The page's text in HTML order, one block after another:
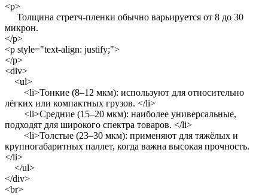
<p>
Толщина стретч-пленки обычно варьируется от 8 до 30
микрон.
</p>
<p style="text-align: justify;">
</p>
<div>
<ul>
<li>Тонкие (8–12 мкм): используют для относительно
лёгких или компактных грузов. </li>
<li>Средние (15–20 мкм): наиболее универсальные,
подходят для широкого спектра товаров. </li>
<li>Толстые (23–30 мкм): применяют для тяжёлых и
крупногабаритных паллет, когда важна высокая прочность.
</li>
</ul>
</div>
<br>